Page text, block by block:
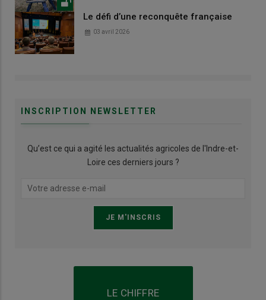
Le défi d’une reconquête française
03 avril 2026
INSCRIPTION NEWSLETTER
Qu’est ce qui a agité les actualités agricoles de l'Indre-et-
Loire ces derniers jours ?
LE CHIFFRE